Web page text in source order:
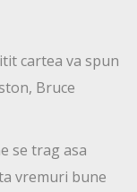
cartea va spun
Bruce
se trag asa
vremuri bune